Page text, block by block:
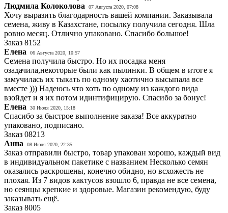
Людмила Колоколова
07 Августа 2020, 07:08
Хочу выразить благодарность вашей компании. Заказывала
семена, живу в Казахстане, посылку получила сегодня. Шла
ровно месяц. Отлично упаковано. Спасибо большое!
Заказ 8152
Елена
06 Августа 2020, 10:57
Семена получила быстро. Но их посадка меня
озадачила,некоторые были как пылинки. В общем в итоге я
замучилась их тыкать по одному хаотично высыпала все
вместе ))) Надеюсь что хоть по одному из каждого вида
взойдет и я их потом идинтифицирую. Спасибо за бонус!
Елена
30 Июля 2020, 15:18
Спасибо за быстрое выполнение заказа! Все аккуратно
упаковано, подписано.
Заказ 08213
Анна
08 Июля 2020, 22:35
Заказ отправили быстро, товар упакован хорошо, каждый вид
в индивидуальном пакетике с названием Несколько семян
оказались раскрошены, конечно обидно, но всхожесть не
плохая. Из 7 видов кактусов взошло 6, правда не все семена,
но сеянцы крепкие и здоровые. Магазин рекомендую, буду
заказывать ещё.
Заказ 8005